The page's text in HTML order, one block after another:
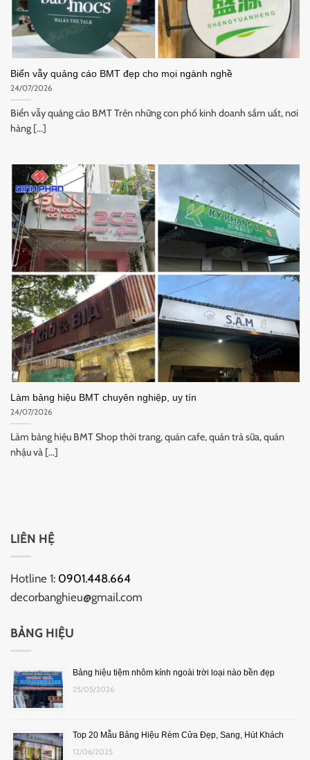
Biển vẫy quảng cáo BMT đẹp cho mọi ngành nghề
24/07/2026
Biển vẫy quảng cáo BMT Trên những con phố kinh doanh sầm uất, nơi
hàng [...]
Làm bảng hiệu BMT chuyên nghiệp, uy tín
24/07/2026
Làm bảng hiệu BMT Shop thời trang, quán cafe, quán trà sữa, quán
nhậu và [...]
LIÊN HỆ
Hotline 1: 0901.448.664
decorbanghieu@gmail.com
BẢNG HIỆU
Bảng hiệu tiệm nhôm kính ngoài trời loại nào bền đẹp
25/05/2026
Top 20 Mẫu Bảng Hiệu Rèm Cửa Đẹp, Sang, Hút Khách
12/06/2025